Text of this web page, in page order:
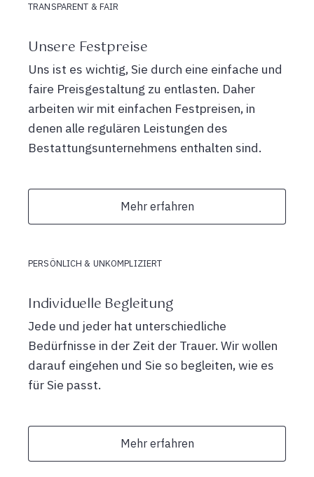
TRANSPARENT & FAIR
Unsere Festpreise
Uns ist es wichtig, Sie durch eine einfache und
faire Preisgestaltung zu entlasten. Daher
arbeiten wir mit einfachen Festpreisen, in
denen alle regulären Leistungen des
Bestattungsunternehmens enthalten sind.
Mehr erfahren
PERSÖNLICH & UNKOMPLIZIERT
Individuelle Begleitung
Jede und jeder hat unterschiedliche
Bedürfnisse in der Zeit der Trauer. Wir wollen
darauf eingehen und Sie so begleiten, wie es
für Sie passt.
Mehr erfahren